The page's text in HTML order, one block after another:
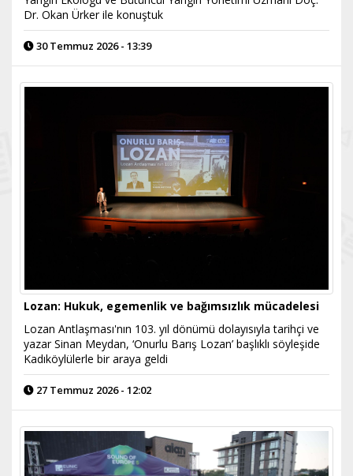
Dr. Okan Ürker ile konuştuk
30 Temmuz 2026 - 13:39
Lozan: Hukuk, egemenlik ve bağımsızlık mücadelesi
Lozan Antlaşması'nın 103. yıl dönümü dolayısıyla tarihçi ve
yazar Sinan Meydan, ‘Onurlu Barış Lozan’ başlıklı söyleşide
Kadıköylülerle bir araya geldi
27 Temmuz 2026 - 12:02